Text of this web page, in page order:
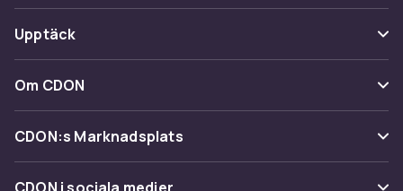
Spåra paket
Ångra & Returnera här
Kundservice
Betalning
Leverans
Återkallelser
Upptäck
Kategorier
Varumärken
Shopit.se
Om CDON
Om oss
Kundrecensioner
CDON:s Marknadsplats
Sälj på CDON